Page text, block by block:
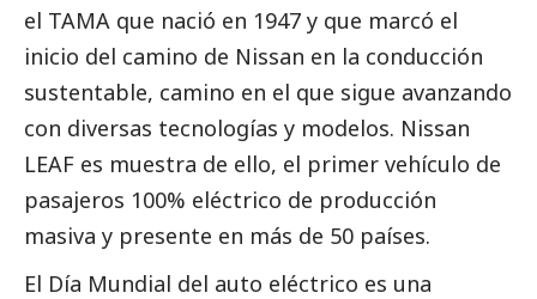
el TAMA que nació en 1947 y que marcó el
inicio del camino de Nissan en la conducción
sustentable, camino en el que sigue avanzando
con diversas tecnologías y modelos. Nissan
LEAF es muestra de ello, el primer vehículo de
pasajeros 100% eléctrico de producción
masiva y presente en más de 50 países.
El Día Mundial del auto eléctrico es una